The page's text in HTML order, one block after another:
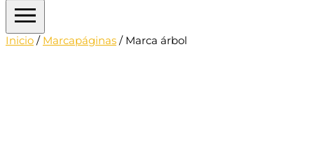
Inicio / Marcapáginas / Marca árbol